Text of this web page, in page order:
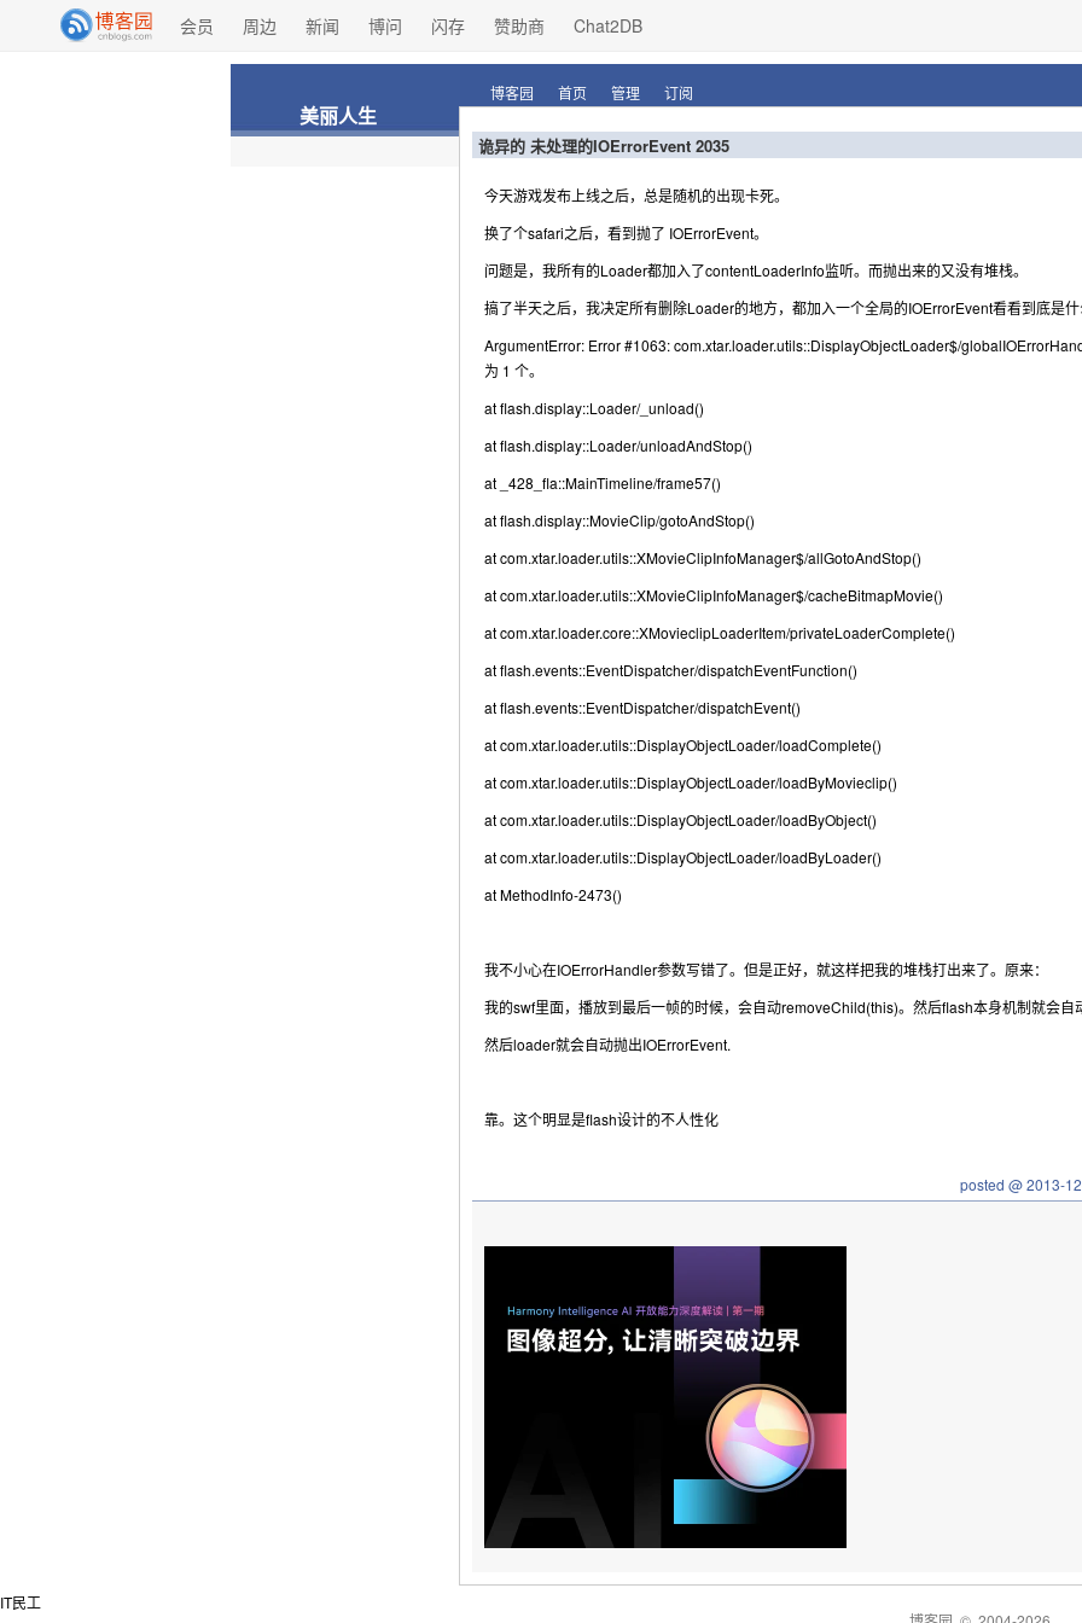
会员 周边 新闻 博问 闪存 赞助商 Chat2DB
美丽人生
博客园 首页 管理 订阅
诡异的 未处理的IOErrorEvent 2035
今天游戏发布上线之后，总是随机的出现卡死。
换了个safari之后，看到抛了 IOErrorEvent。
问题是，我所有的Loader都加入了contentLoaderInfo监听。而抛出来的又没有堆栈。
搞了半天之后，我决定所有删除Loader的地方，都加入一个全局的IOErrorEvent看看到底是什
ArgumentError: Error #1063: com.xtar.loader.utils::DisplayObjectLoader$/
为 1 个。
at flash.display::Loader/_unload()
at flash.display::Loader/unloadAndStop()
at _428_fla::MainTimeline/frame57()
at flash.display::MovieClip/gotoAndStop()
at com.xtar.loader.utils::XMovieClipInfoManager$/allGotoAndStop()
at com.xtar.loader.utils::XMovieClipInfoManager$/cacheBitmapMovie()
at com.xtar.loader.core::XMovieclipLoaderItem/privateLoaderComplete()
at flash.events::EventDispatcher/dispatchEventFunction()
at flash.events::EventDispatcher/dispatchEvent()
at com.xtar.loader.utils::DisplayObjectLoader/loadComplete()
at com.xtar.loader.utils::DisplayObjectLoader/loadByMovieclip()
at com.xtar.loader.utils::DisplayObjectLoader/loadByObject()
at com.xtar.loader.utils::DisplayObjectLoader/loadByLoader()
at MethodInfo-2473()
我不小心在IOErrorHandler参数写错了。但是正好，就这样把我的堆栈打出来了。原来：
我的swf里面，播放到最后一帧的时候，会自动removeChild(this)。然后flash本身机制就会自
然后loader就会自动抛出IOErrorEvent.
靠。这个明显是flash设计的不人性化
posted @2013-
IT民工